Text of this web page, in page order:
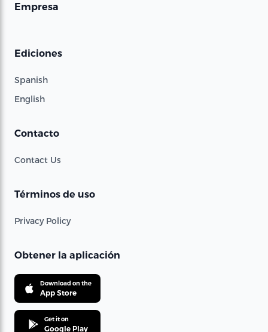
Empresa
Ediciones
Spanish
English
Contacto
Contact Us
Términos de uso
Privacy Policy
Obtener la aplicación
Download on the
App Store
Get it on
Google Play